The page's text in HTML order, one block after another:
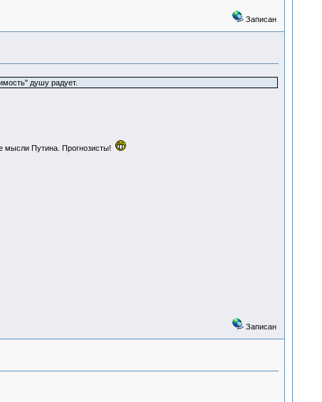
Записан
душу радует.
мысли Путина. Прогнозисты!
Записан